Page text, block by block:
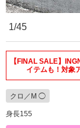
1/45
【FINAL SALE】
イテムも！対象
クロ／M ◯
身長155